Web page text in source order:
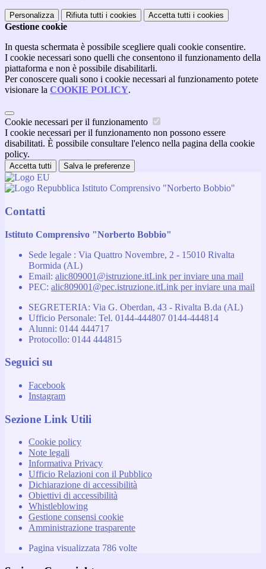
Personalizza Rifiuta tutti i cookies Accetta tutti i cookies
Gestione cookie
In questa schermata è possibile scegliere quali cookie consentire.
I cookie necessari sono quelli che consentono il funzionamento della
piattaforma e non è possibile disabilitarli.
Per conoscere quali sono i cookie necessari al funzionamento potete
visionare la COOKIE POLICY.
Cookie necessari per il funzionamento
I cookie necessari per il funzionamento non possono essere
disabilitati. È possibile consultare l'elenco nella pagina della cookie
policy.
Accetta tutti Salva le preferenze
Istituto Comprensivo "Norberto Bobbio"
Contatti
Istituto Comprensivo "Norberto Bobbio"
Sede legale : Via Quattro Novembre, 2 - 15010 Rivalta
Bormida (AL)
Email: alic809001@istruzione.itLink per inviare una mail
PEC: alic809001@pec.istruzione.itLink per inviare una mail
SEGRETERIA: Via G. Oberdan, 43 - Rivalta B.da (AL)
Ufficio Personale: Tel. 0144-444807 0144-444814
Alunni: 0144 444717
Protocollo: 0144 444815
Seguici su
Facebook
Instagram
Sezione Link Utili
Cookie policy
Note legali
Informativa Privacy
Ufficio Relazioni con il Pubblico
Dichiarazione di accessibilità
Obiettivi di accessibilità
Whistleblowing
Gestione consensi cookie
Amministrazione trasparente
Pagina visualizzata 786 volte